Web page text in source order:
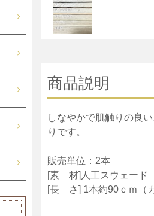
商品説明
しなやかで肌触りの良
りです。
販売単位：2本
[素 材]人工スウェード
[長 さ] 1本約90ｃｍ（